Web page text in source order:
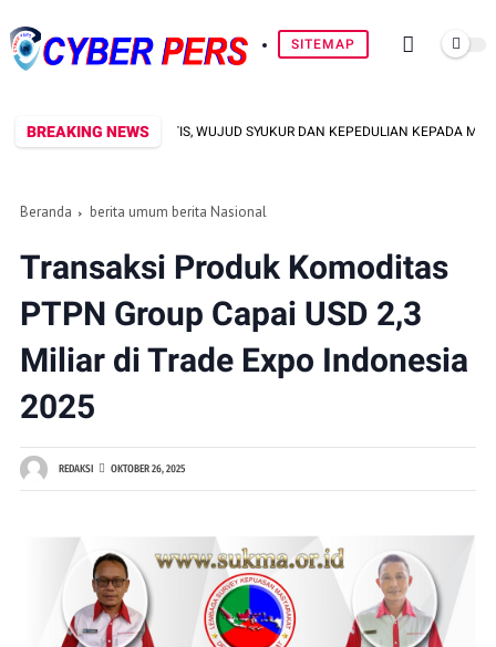
SITEMAP
BREAKING NEWS
PENGOBATAN GRATIS, WUJUD SYUKUR DAN KEPEDULIAN KEPADA
Beranda berita umum berita Nasional
Transaksi Produk Komoditas
PTPN Group Capai USD 2,3
Miliar di Trade Expo Indonesia
2025
REDAKSI OKTOBER 26, 2025